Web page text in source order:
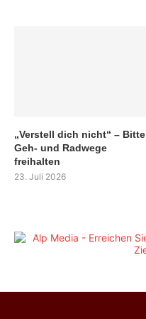
„Verstell dich nicht“ – Bitte
Geh- und Radwege
freihalten
23. Juli 2026